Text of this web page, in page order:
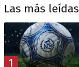
Las más leídas
1